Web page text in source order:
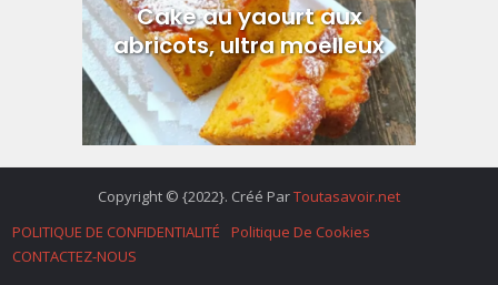
Cake au yaourt aux
abricots, ultra moelleux
Copyright © {2022}. Créé ParToutasavoir.net
POLITIQUE DE CONFIDENTIALITÉ
Politique De Cookies
CONTACTEZ-NOUS